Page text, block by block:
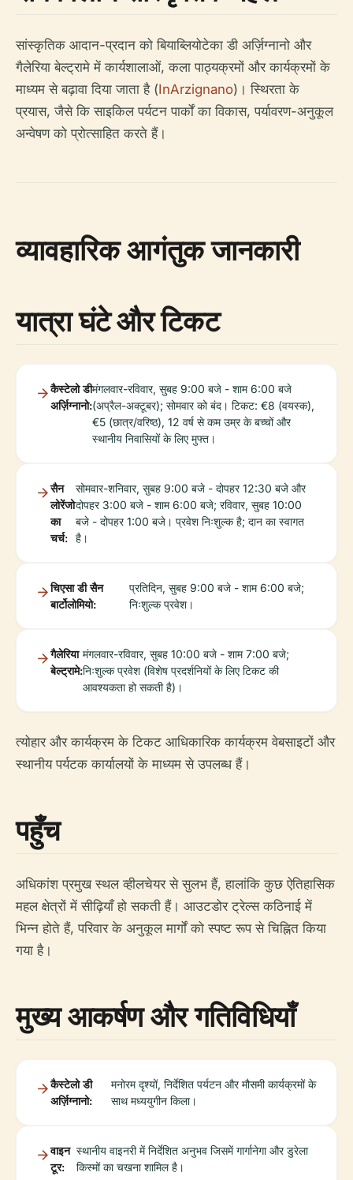
सांस्कृतिक आदान-प्रदान को बियाब्लियोटेका डी अर्ज़िग्नानो और
गैलेरिया बेल्ट्रामे में कार्यशालाओं, कला पाठ्यक्रमों और कार्यक्रमों के
माध्यम से बढ़ावा दिया जाता है (InArzignano)। स्थिरता के
प्रयास, जैसे कि साइकिल पर्यटन पार्कों का विकास, पर्यावरण-अनुकूल
अन्वेषण को प्रोत्साहित करते हैं।
व्यावहारिक आगंतुक जानकारी
यात्रा घंटे और टिकट
कैस्टेलो डी
अर्ज़िग्नानो:
मंगलवार-रविवार, सुबह 9:00 बजे - शाम 6:00 बजे
(अप्रैल-अक्टूबर); सोमवार को बंद। टिकट: €8 (वयस्क),
€5 (छात्र/वरिष्ठ), 12 वर्ष से कम उम्र के बच्चों और
स्थानीय निवासियों के लिए मुफ्त।
सैन
लोरेंजो
का
चर्च:
सोमवार-शनिवार, सुबह 9:00 बजे - दोपहर 12:30 बजे और
दोपहर 3:00 बजे - शाम 6:00 बजे; रविवार, सुबह 10:00
बजे - दोपहर 1:00 बजे। प्रवेश निःशुल्क है; दान का स्वागत
है।
चिएसा डी सैन
बार्टोलोमियो:
प्रतिदिन, सुबह 9:00 बजे - शाम 6:00 बजे;
निःशुल्क प्रवेश।
गैलेरिया
बेल्ट्रामे:
मंगलवार-रविवार, सुबह 10:00 बजे - शाम 7:00 बजे;
निःशुल्क प्रवेश (विशेष प्रदर्शनियों के लिए टिकट की
आवश्यकता हो सकती है)।
त्योहार और कार्यक्रम के टिकट आधिकारिक कार्यक्रम वेबसाइटों और
स्थानीय पर्यटक कार्यालयों के माध्यम से उपलब्ध हैं।
पहुँच
अधिकांश प्रमुख स्थल व्हीलचेयर से सुलभ हैं, हालांकि कुछ ऐतिहासिक
महल क्षेत्रों में सीढ़ियाँ हो सकती हैं। आउटडोर ट्रेल्स कठिनाई में
भिन्न होते हैं, परिवार के अनुकूल मार्गों को स्पष्ट रूप से चिह्नित किया
गया है।
मुख्य आकर्षण और गतिविधियाँ
कैस्टेलो डी
अर्ज़िग्नानो:
मनोरम दृश्यों, निर्देशित पर्यटन और मौसमी कार्यक्रमों के
साथ मध्ययुगीन किला।
वाइन
टूर:
स्थानीय वाइनरी में निर्देशित अनुभव जिसमें गार्गानेगा और डुरेला
किस्मों का चखना शामिल है।